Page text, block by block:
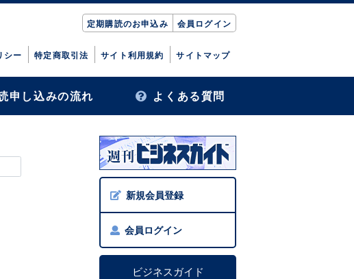
定期購読のお申込み 会員ログイン
シー 特定商取引法 サイト利用規約 サイトマップ
申し込みの流れ よくある質問
新規会員登録
会員ログイン
ビジネスガイド